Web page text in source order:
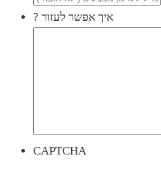
? איך אפשר לעזור
CAPTCHA